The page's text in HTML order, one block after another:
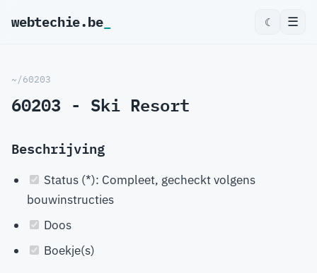
webtechie.be_ ☾ ☰
~/60203
60203 - Ski Resort
Beschrijving
Status (*): Compleet, gecheckt volgens
bouwinstructies
Doos
Boekje(s)